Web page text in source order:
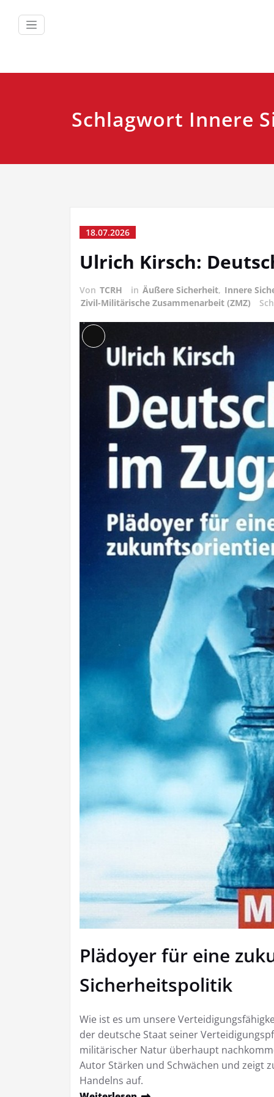
springen
Schlagwort Innere
18.07.2026
Ulrich Kirsch:
Von TCRH in Äußere Sicherheit, Innere
Zivil-Militärische Zusammenarbeit (ZMZ)
Lange
Beschreibung
Plädoyer für eine
Sicherheitspolitik
Wie ist es um unsere
der deutsche Staat seiner
militärischer Natur überhaupt
Autor Stärken und Schwächen und zeigt
Handelns auf.